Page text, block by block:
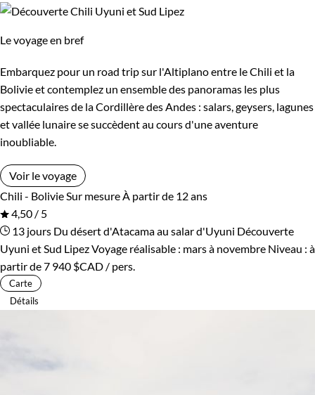
Le voyage en bref
Embarquez pour un road trip sur l'Altiplano entre le Chili et la
Bolivie et contemplez un ensemble des panoramas les plus
spectaculaires de la Cordillère des Andes : salars, geysers, lagunes
et vallée lunaire se succèdent au cours d'une aventure
inoubliable.
Voir le voyage
Chili - Bolivie Sur mesure À partir de 12 ans
4,50 / 5
13 jours Du désert d'Atacama au salar d'Uyuni Découverte
Uyuni et Sud LipezVoyage réalisable : mars à novembre Niveau : à
partir de7 940 $CAD / pers.
Carte
Détails